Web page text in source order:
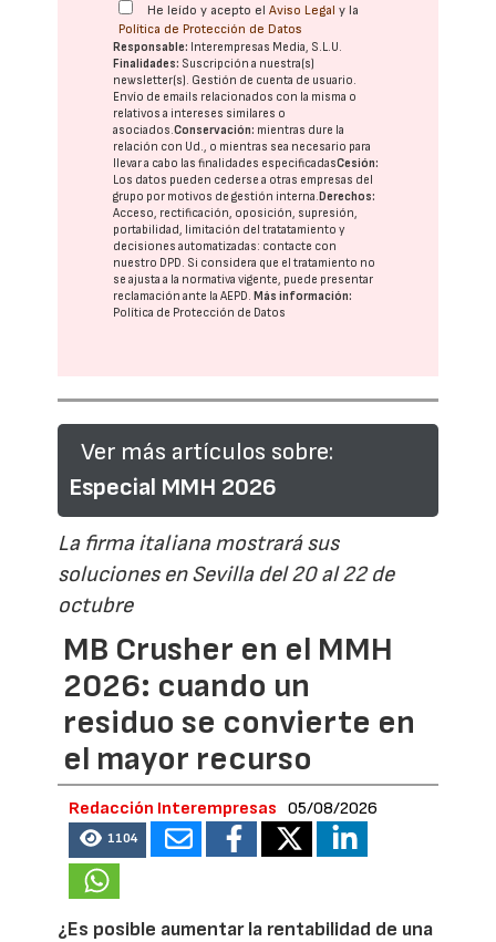
He leído y acepto elAviso Legal y la
Política de Protección de Datos
Responsable: Interempresas Media, S.L.U.
Finalidades: Suscripción a nuestra(s)
newsletter(s). Gestión de cuenta de usuario.
Envío de emails relacionados con la misma o
relativos a intereses similares o
asociados.Conservación: mientras dure la
relación con Ud., o mientras sea necesario para
llevar a cabo las finalidades especificadasCesión:
Los datos pueden cederse a otras empresas del
grupo por motivos de gestión interna.Derechos:
Acceso, rectificación, oposición, supresión,
portabilidad, limitación del tratatamiento y
decisiones automatizadas: contacte con
nuestro DPD . Si considera que el tratamiento no
se ajusta a la normativa vigente, puede presentar
reclamación ante laAEPD .Más información:
Política de Protección de Datos
Ver más artículos sobre:
Especial MMH 2026
La firma italiana mostrará sus
soluciones en Sevilla del 20 al 22 de
octubre
MB Crusher en el MMH
2026: cuando un
residuo se convierte en
el mayor recurso
Redacción Interempresas 05/08/2026
1104
¿Es posible aumentar la rentabilidad de una